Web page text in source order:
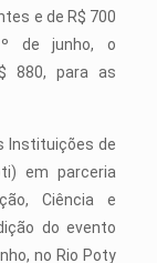
e de R$ 700
de junho, o
880, para as
Instituições de
em parceria
Ciência e
do evento
no Rio Poty